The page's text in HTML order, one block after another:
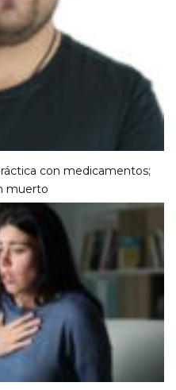
con medicamentos;
muerto